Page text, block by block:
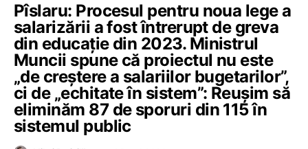
Pîslaru: Procesul pentru noua lege a
salarizării a fost întrerupt de greva
din educație din 2023. Ministrul
Muncii spune că proiectul nu este
„de creștere a salariilor bugetarilor”,
ci de „echitate în sistem”: Reușim să
eliminăm 87 de sporuri din 115 în
sistemul public